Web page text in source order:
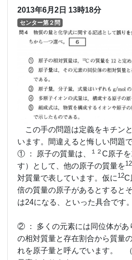
2013年6月2日 13時18分
センター第２問
この手の問題は定義をキチン
います。間違えると悔しい問題で
① ： 原子の質量は、
１２ C原子
す）として、他の原子の質量を12
対質量で表しています。仮に 12C
倍の質量の原子があるとすると
は24になる、といった具合です。
② ： 多くの元素には同位体があ
の相対質量と存在割合から質量
れを原子量と呼んでいます。